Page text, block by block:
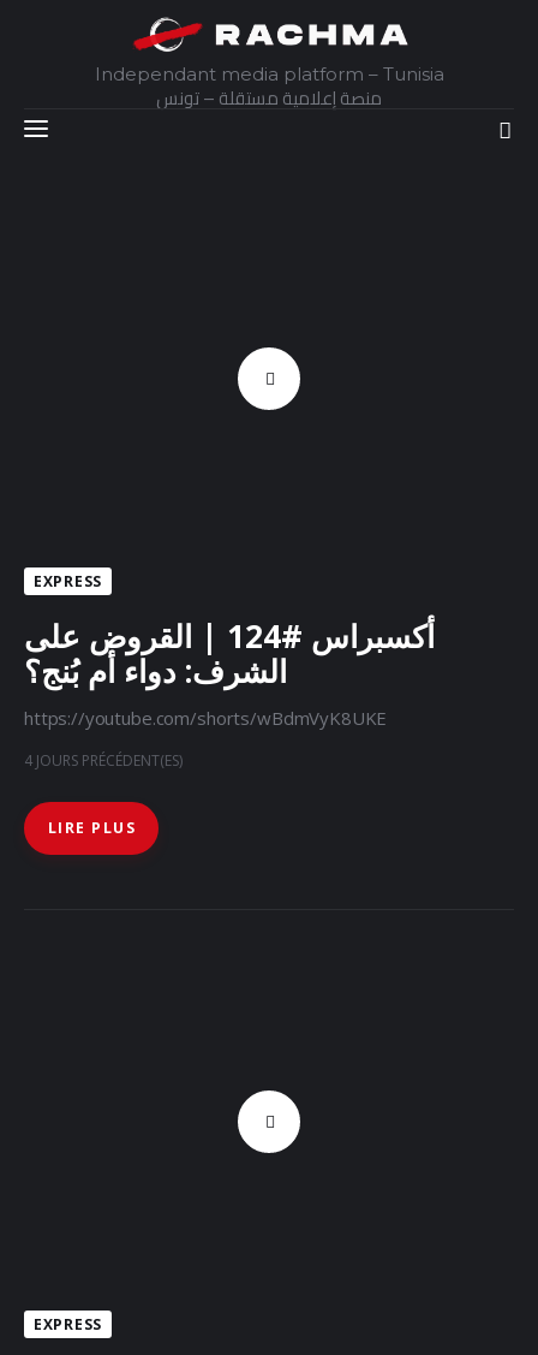
Independant media platform – Tunisia
منصة إعلامية مستقلة – تونس
Sounds
EXPRESS
أكسبراس #124 | القروض على
الشرف: دواء أم بُنج؟
https://youtube.com/shorts/wBdmVyK8UKE
4 JOURS PRÉCÉDENT(ES)
LIRE PLUS
EXPRESS